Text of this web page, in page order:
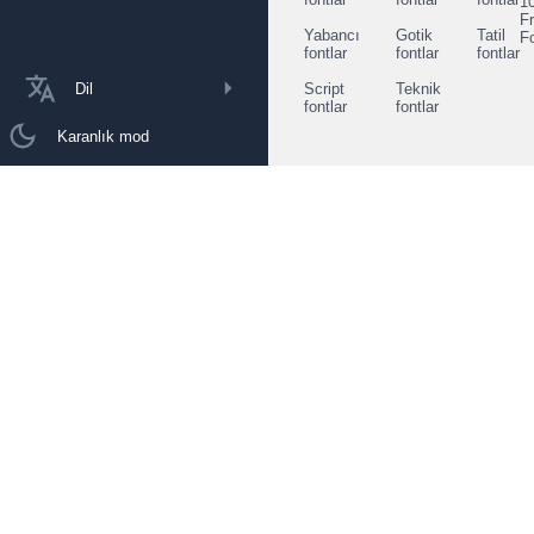
Dil
Karanlık mod
Yabancı
fontlar
Gotik
fontlar
Tatil
fontlar
Script
fontlar
Teknik
fontlar